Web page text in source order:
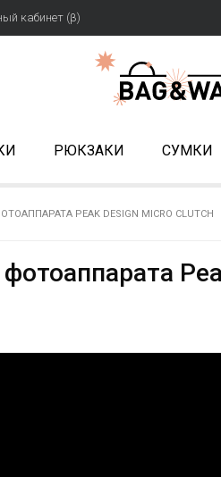
кабинет (β)
РЮКЗАКИ СУМКИ
PEAK DESIGN MICRO CLUTCH